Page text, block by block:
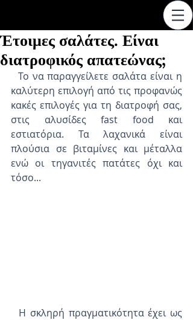
Έτοιμες σαλάτες. Είναι
διατροφικός απατεώνας;
καλύτερη επιλογή από τις προφανώς
κακές επιλογές για τη διατροφή σας,
στις αλυσίδες fast food και
εστιατόρια. Τα λαχανικά είναι
πλούσια σε βιταμίνες και μέταλλα
ενώ οι τηγανιτές πατάτες όχι και
τόσο...